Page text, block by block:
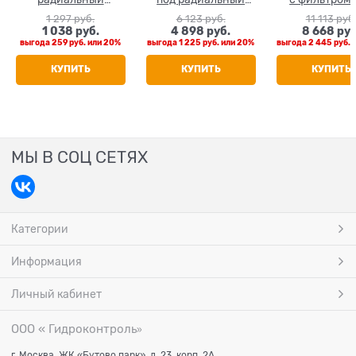
манометр
1 297 руб.
1 038 руб.
выгода259 руб.или20%
КУПИТЬ
манометр
6 123 руб.
4 898 руб.
выгода1 225 руб.или20%
КУПИТЬ
холодной
11 113 руб.
8 668
выгода2 445 руб.
КУПИТЬ
МЫ В СОЦ СЕТЯХ
Категории
Информация
Личный кабинет
ООО « Гидроконтроль»